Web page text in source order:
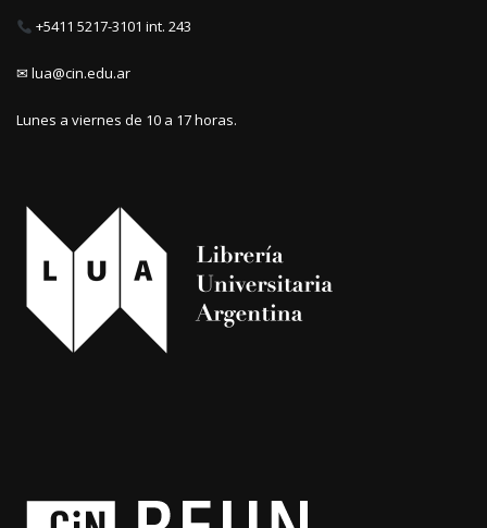
+5411 5217-3101 int. 243
✉ lua@cin.edu.ar
Lunes a viernes de 10 a 17 horas.